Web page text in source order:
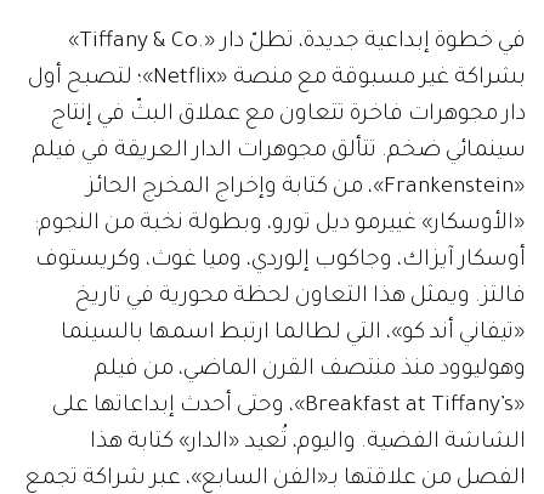
في خطوة إبداعية جديدة، تطلّ دار «.Tiffany & Co»
بشراكة غير مسبوقة مع منصة «Netflix»؛ لتصبح أول
دار مجوهرات فاخرة تتعاون مع عملاق البثّ في إنتاج
سينمائي ضخم. تتألق مجوهرات الدار العريقة في فيلم
«Frankenstein»، من كتابة وإخراج المخرج الحائز
«الأوسكار» غييرمو ديل تورو، وبطولة نخبة من النجوم:
أوسكار آيزاك، وجاكوب إلوردي، وميا غوث، وكريستوف
فالتز. ويمثل هذا التعاون لحظة محورية في تاريخ
«تيفاني أند كو»، التي لطالما ارتبط اسمها بالسينما
وهوليوود منذ منتصف القرن الماضي، من فيلم
«Breakfast at Tiffany’s»، وحتى أحدث إبداعاتها على
الشاشة الفضية. واليوم، تُعيد «الدار» كتابة هذا
الفصل من علاقتها بـ«الفن السابع»، عبر شراكة تجمع